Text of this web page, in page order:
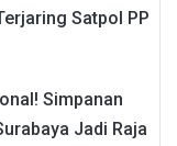
Satpol PP
Simpanan
Jadi Raja